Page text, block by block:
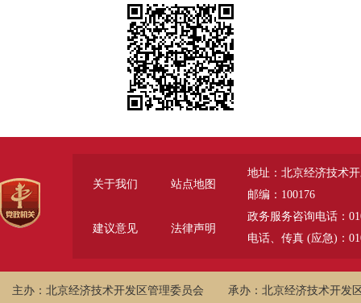
关于我们 站点地图
建议意见 法律声明
地址：北京经济技术
邮编：100176
政务服务咨询电话：
电话、传真 (应急)：
主办：北京经济技术开发区管理委员会 承办：北京经济技术开发